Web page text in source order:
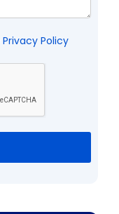
Privacy Policy